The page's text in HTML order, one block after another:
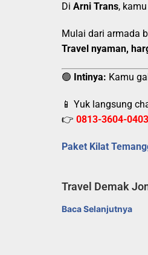
Di Arni Trans,
Mulai dari armada
Travel nyaman,
🟢 Intinya: Kamu
📱 Yuk langsung
👉 0813-3604-0403
Paket Kilat
Travel Demak
Baca Selanjutnya